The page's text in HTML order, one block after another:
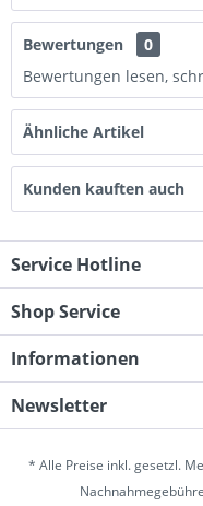
Bewertungen
0
Bewertungen lesen,
Ähnliche Artikel
Kunden kauften auch
Service Hotline
Shop Service
Informationen
Newsletter
* Alle Preise inkl. gesetzl.